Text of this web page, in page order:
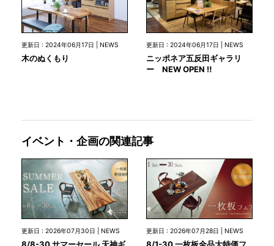
更新日 : 2024年06月17日 | NEWS
木のぬくもり
更新日 : 2024年06月17日 | NEWS
ニッポネア五反田ギャラリ
ー NEW OPEN ‼
イベント・企画の関連記事
更新日 : 2026年07月30日 | NEWS 更新日 : 2026年07月28日 | NEWS